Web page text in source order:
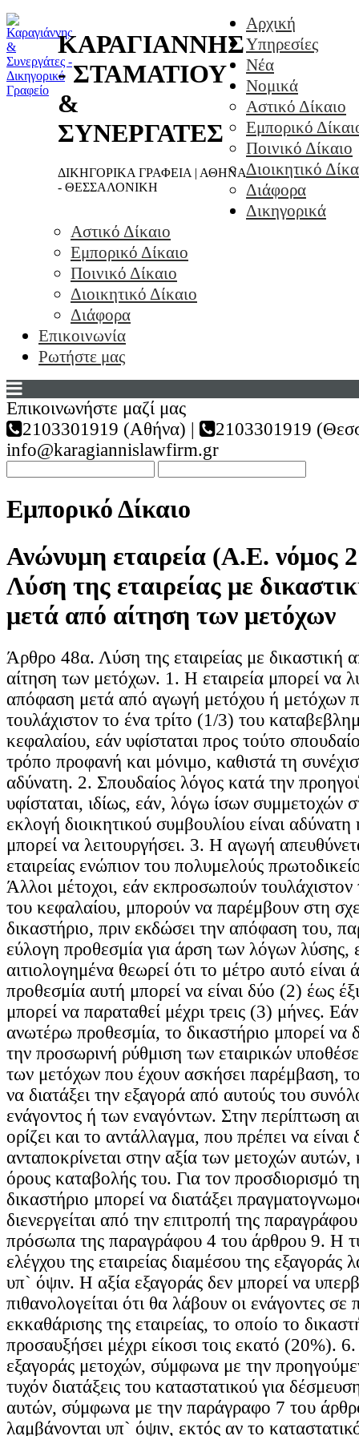
ΚΑΡΑΓΙΑΝΝΗΣ
- ΣΤΑΜΑΤΙΟΥ
&
ΣΥΝΕΡΓΑΤΕΣ
ΔΙΚΗΓΟΡΙΚΑ ΓΡΑΦΕΙΑ | ΑΘΗΝΑ
- ΘΕΣΣΑΛΟΝΙΚΗ
Αρχική
Υπηρεσίες
Νέα
Νομικά
Αστικό Δίκαιο
Εμπορικό
Ποινικό Δίκαιο
Διοικητικό
Διάφορα
Δικηγορικά
Αστικό Δίκαιο
Εμπορικό Δίκαιο
Ποινικό Δίκαιο
Διοικητικό Δίκαιο
Διάφορα
Επικοινωνία
Ρωτήστε μας
Επικοινωνήστε μαζί μας
2103301919 (Αθήνα) |
2103301919
info@karagiannislawfirm.gr
Εμπορικό Δίκαιο
Ανώνυμη εταιρεία (Α.Ε. νόμος
Λύση της εταιρείας με
μετά από αίτηση των μετόχων
Άρθρο 48α. Λύση της εταιρείας με δικαστική
αίτηση των μετόχων. 1. Η εταιρεία μπορεί να
απόφαση μετά από αγωγή μετόχου ή μετόχων
τουλάχιστον το ένα τρίτο (1/3) του
κεφαλαίου, εάν υφίσταται προς τούτο
τρόπο προφανή και μόνιμο, καθιστά τη
αδύνατη. 2. Σπουδαίος λόγος κατά την
υφίσταται, ιδίως, εάν, λόγω ίσων συμμετοχών
εκλογή διοικητικού συμβουλίου είναι αδύνατη
μπορεί να λειτουργήσει. 3. Η αγωγή
εταιρείας ενώπιον του πολυμελούς
Άλλοι μέτοχοι, εάν εκπροσωπούν
του κεφαλαίου, μπορούν να παρέμβουν στη
δικαστήριο, πριν εκδώσει την απόφαση του,
εύλογη προθεσμία για άρση των λόγων λύσης,
αιτιολογημένα θεωρεί ότι το μέτρο αυτό
προθεσμία αυτή μπορεί να είναι δύο (2) έως
μπορεί να παραταθεί μέχρι τρεις (3) μήνες.
ανωτέρω προθεσμία, το δικαστήριο μπορεί να
την προσωρινή ρύθμιση των εταιρικών
των μετόχων που έχουν ασκήσει παρέμβαση,
να διατάξει την εξαγορά από αυτούς του
ενάγοντος ή των εναγόντων. Στην περίπτωση
ορίζει και το αντάλλαγμα, που πρέπει να είναι
ανταποκρίνεται στην αξία των μετοχών αυτών,
όρους καταβολής του. Για τον προσδιορισμό
δικαστήριο μπορεί να διατάξει
διενεργείται από την επιτροπή της
πρόσωπα της παραγράφου 4 του άρθρου 9. Η
ελέγχου της εταιρείας διαμέσου της εξαγοράς
υπ` όψιν. Η αξία εξαγοράς δεν μπορεί να
πιθανολογείται ότι θα λάβουν οι ενάγοντες σε
εκκαθάρισης της εταιρείας, το οποίο το
προσαυξήσει μέχρι είκοσι τοις εκατό (20%).
εξαγοράς μετοχών, σύμφωνα με την
τυχόν διατάξεις του καταστατικού για
αυτών, σύμφωνα με την παράγραφο 7 του
λαμβάνονται υπ` όψιν, εκτός αν το